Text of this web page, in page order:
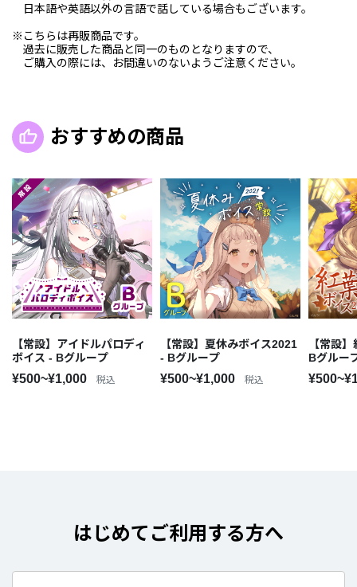
日本語や英語以外の言語で話している場合もございます。
※こちらは再販商品です。
過去に販売した商品と同一のものとなりますので、
ご購入の際には、お間違いのないようご注意ください。
おすすめの商品
【常設】アイドルパロディ
ボイス - Bグループ
¥500~¥1,000 税込
【常設】夏休みボイス2021
- Bグループ
¥500~¥1,000 税込
【常設
Bグルー
はじめてご利用する方へ